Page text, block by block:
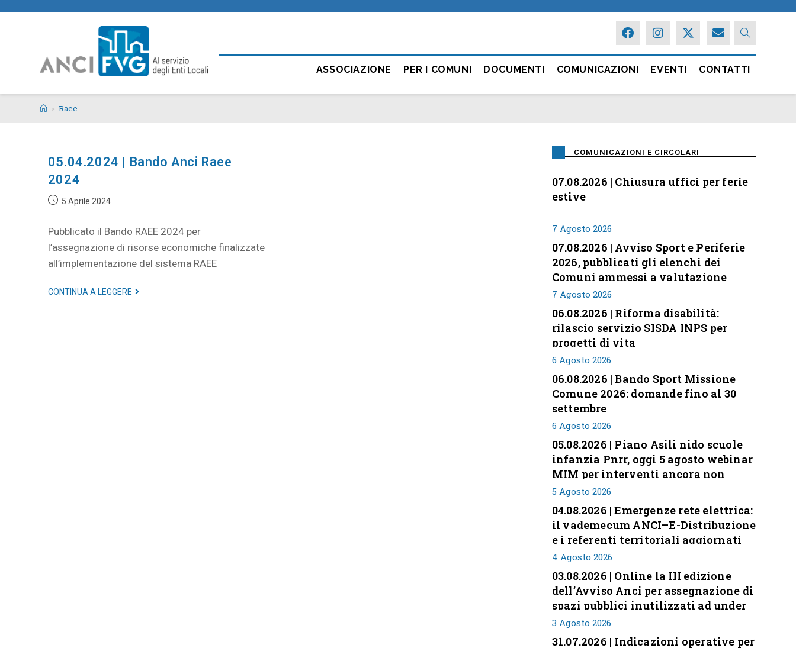
ASSOCIAZIONE PER I COMUNI DOCUMENTI COMUNICAZIONI EVENTI CONTATTI
> Raee
05.04.2024 | Bando Anci Raee
2024
5 Aprile 2024
Pubblicato il Bando RAEE 2024 per
l’assegnazione di risorse economiche finalizzate
all’implementazione del sistema RAEE
CONTINUA A LEGGERE
COMUNICAZIONI E CIRCOLARI
07.08.2026 | Chiusura uffici per ferie
estive
7 Agosto 2026
07.08.2026 | Avviso Sport e Periferie
2026, pubblicati gli elenchi dei
Comuni ammessi a valutazione
7 Agosto 2026
06.08.2026 | Riforma disabilità:
rilascio servizio SISDA INPS per
progetti di vita
6 Agosto 2026
06.08.2026 | Bando Sport Missione
Comune 2026: domande fino al 30
settembre
6 Agosto 2026
05.08.2026 | Piano Asili nido scuole
infanzia Pnrr, oggi 5 agosto webinar
MIM per interventi ancora non
conclusi
5 Agosto 2026
04.08.2026 | Emergenze rete elettrica:
il vademecum ANCI–E-Distribuzione
e i referenti territoriali aggiornati
4 Agosto 2026
03.08.2026 | Online la III edizione
dell’Avviso Anci per assegnazione di
spazi pubblici inutilizzati ad under
35
3 Agosto 2026
31.07.2026 | Indicazioni operative per